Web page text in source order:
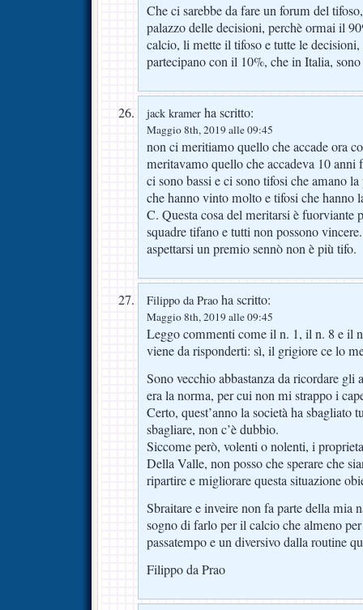
Che ci sarebbe da fare un forum del
palazzo delle decisioni, perchè ormai il
calcio, li mette il tifoso e tutte le
partecipano con il 10%, che in Italia,
jack kramer ha scritto:
Maggio 8th, 2019 alle 09:45
non ci meritiamo quello che accade ora
meritavamo quello che accadeva 10 anni
ci sono bassi e ci sono tifosi che amano
che hanno vinto molto e tifosi che hanno
C. Questa cosa del meritarsi è fuorviante
squadre tifano e tutti non possono
aspettarsi un premio sennò non è più tifo.
Filippo da Prao ha scritto:
Maggio 8th, 2019 alle 09:45
Leggo commenti come il n. 1, il n. 8 e il
viene da risponderti: sì, il grigiore ce lo
Sono vecchio abbastanza da ricordare
era la norma, per cui non mi strappo i
Certo, quest’anno la società ha sbagliato
sbagliare, non c’è dubbio.
Siccome però, volenti o nolenti, i
Della Valle, non posso che sperare che
ripartire e migliorare questa situazione
Sbraitare e inveire non fa parte della mia
sogno di farlo per il calcio che almeno
passatempo e un diversivo dalla routine
Filippo da Prao